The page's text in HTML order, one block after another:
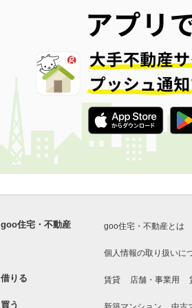
goo住宅・不動産 goo住宅・不動産とは
個人情報の取り扱いに
借りる 賃貸 店舗・事業用
買う